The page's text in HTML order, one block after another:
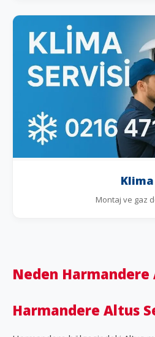
Klima
Montaj ve gaz
Neden Harmandere
Harmandere Altus